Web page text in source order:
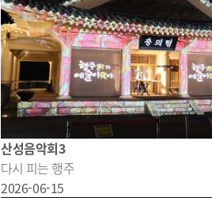
산성음악회3
다시 피는 행주
2026-06-15